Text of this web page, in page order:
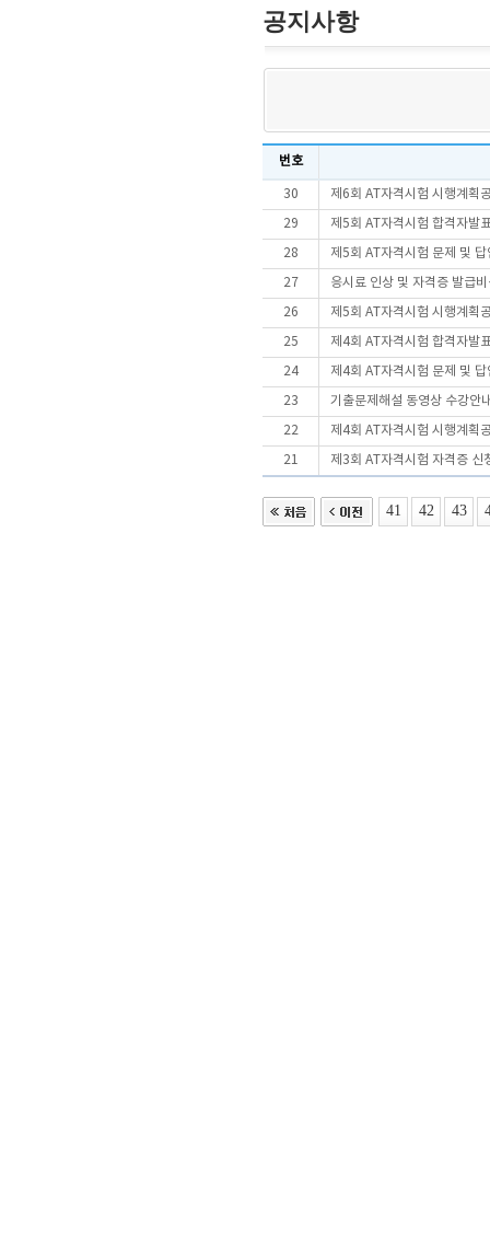
공지사항
번호
30 제6회 AT자격시험 시행계획
29 제5회 AT자격시험 합격자발
28 제5회 AT자격시험 문제 및 답
27 응시료 인상 및 자격증 발급비
26 제5회 AT자격시험 시행계획
25 제4회 AT자격시험 합격자발
24 제4회 AT자격시험 문제 및 답
23 기출문제해설 동영상 수강안
22 제4회 AT자격시험 시행계획
21 제3회 AT자격시험 자격증 신
41 42 43